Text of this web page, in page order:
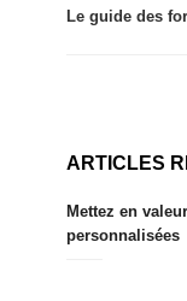
Le guide des
ARTICLES
Mettez en
personnalisées